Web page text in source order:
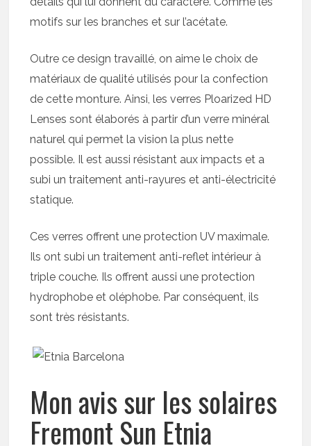
motifs sur les branches et sur l’acétate.
Outre ce design travaillé, on aime le choix de
matériaux de qualité utilisés pour la confection
de cette monture. Ainsi, les verres Ploarized HD
Lenses sont élaborés à partir d’un verre minéral
naturel qui permet la vision la plus nette
possible. Il est aussi résistant aux impacts et a
subi un traitement anti-rayures et anti-électricité
statique.
Ces verres offrent une protection UV maximale.
Ils ont subi un traitement anti-reflet intérieur à
triple couche. Ils offrent aussi une protection
hydrophobe et oléphobe. Par conséquent, ils
sont très résistants.
Mon avis sur les solaires
Fremont Sun Etnia